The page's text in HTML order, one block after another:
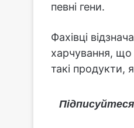
певні гени.
Фахівці
харчування, що
такі продукти,